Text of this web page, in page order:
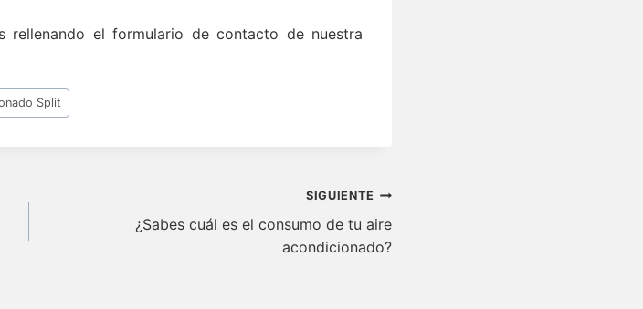
rellenando el formulario de contacto de nuestra
Split
SIGUIENTE
¿Sabes cuál es el consumo de tu aire
acondicionado?